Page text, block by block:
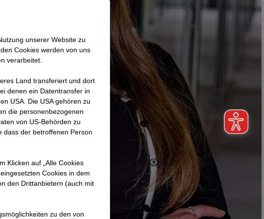
unserer Website zu
Cookies werden von uns
verarbeitet.
Land transferiert und dort
denen ein Datentransfer in
USA. Die USA gehören zu
die personenbezogenen
von US-Behörden zu
dass der betroffenen Person
Klicken auf „Alle Cookies
Cookies in dem
den Drittanbietern (auch mit
zu den von